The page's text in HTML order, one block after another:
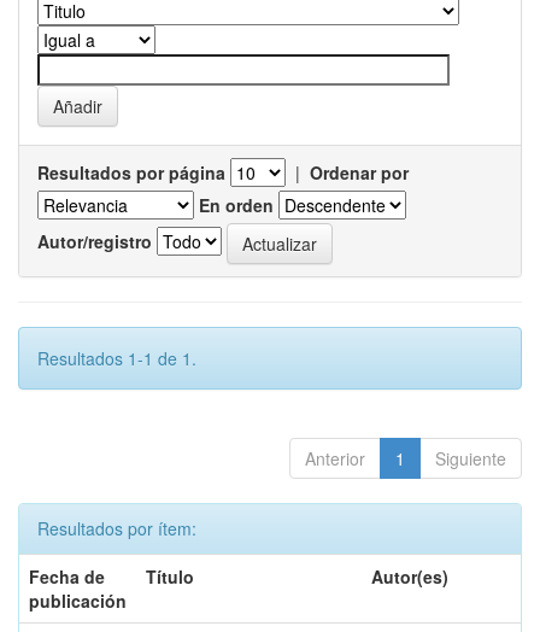
Resultados por página | Ordenar por
En orden
Autor/registro
Resultados 1-1 de 1.
Anterior 1 Siguiente
Resultados por ítem:
Fecha de
publicación
Título Autor(es)